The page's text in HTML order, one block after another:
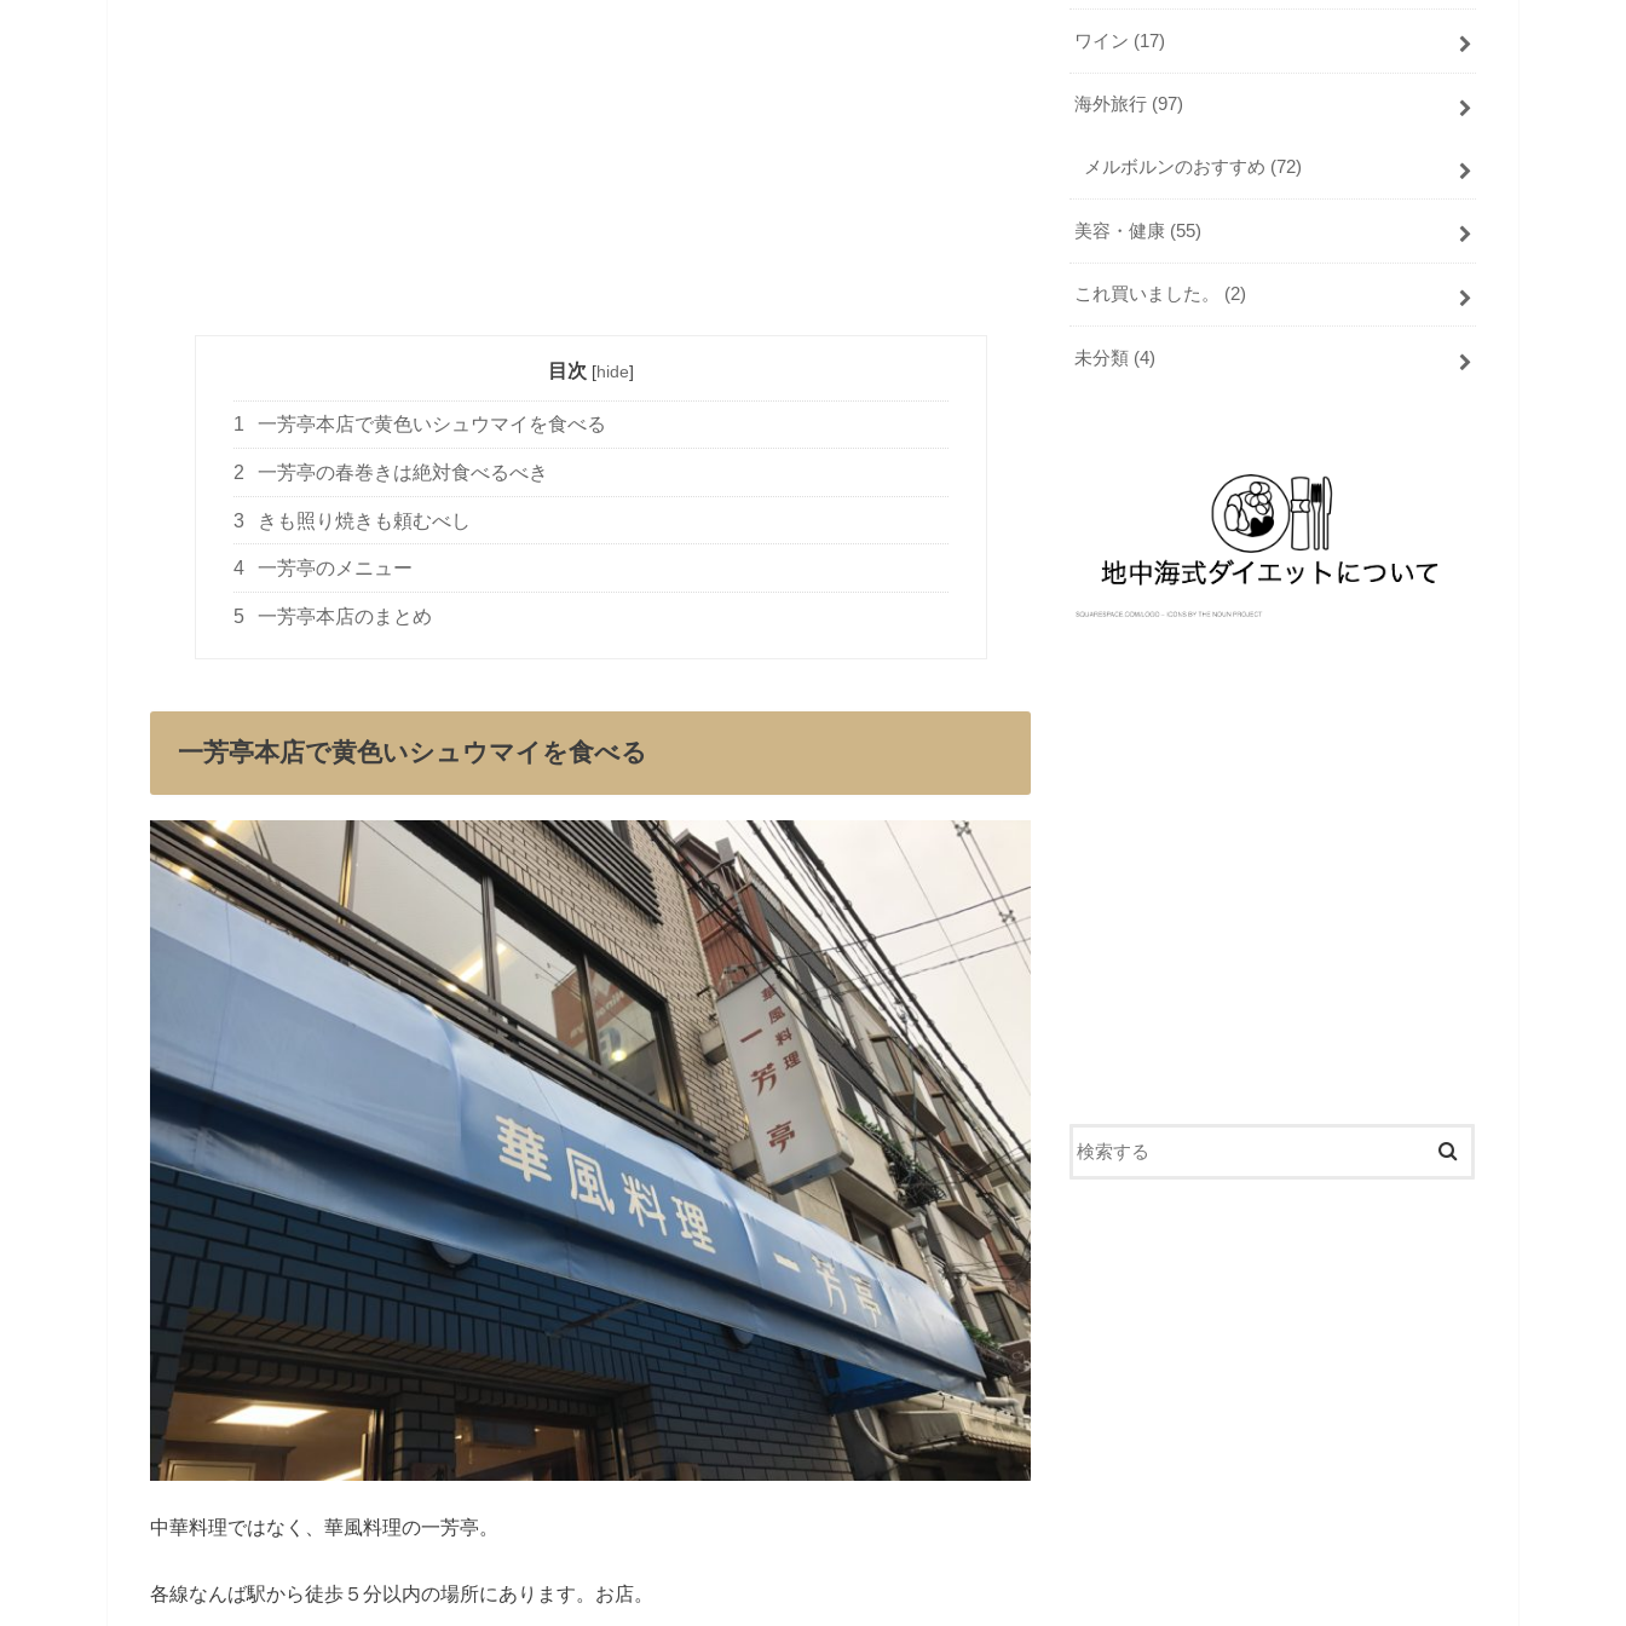
目次 [hide]
1 一芳亭本店で黄色いシュウマイを食べる
2 一芳亭の春巻きは絶対食べるべき
3 きも照り焼きも頼むべし
4 一芳亭のメニュー
5 一芳亭本店のまとめ
一芳亭本店で黄色いシュウマイを食べる
中華料理ではなく、華風料理の一芳亭。
各線なんば駅から徒歩５分以内の場所にあります。お店。
ワイン (17)
海外旅行 (97)
メルボルンのおすすめ (72)
美容・健康 (55)
これ買いました。 (2)
未分類 (4)